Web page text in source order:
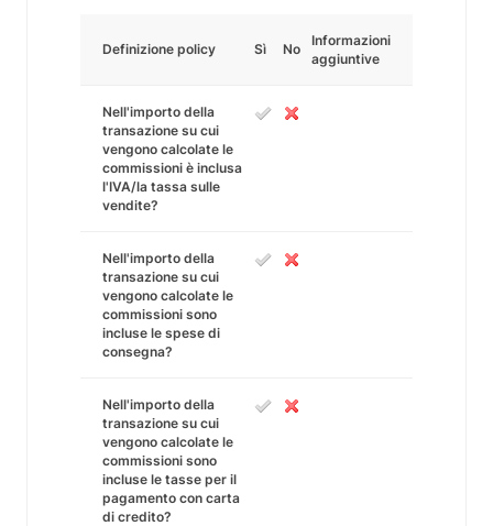
Definizione policy Sì No
Informazioni
aggiuntive
Nell'importo della
transazione su cui
vengono calcolate le
commissioni è inclusa
l'IVA/la tassa sulle
vendite?
Nell'importo della
transazione su cui
vengono calcolate le
commissioni sono
incluse le spese di
consegna?
Nell'importo della
transazione su cui
vengono calcolate le
commissioni sono
incluse le tasse per il
pagamento con carta
di credito?